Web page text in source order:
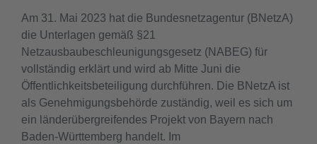
Am 31. Mai 2023 hat die Bundesnetzagentur (BNetzA)
die Unterlagen gemäß §21
Netzausbaubeschleunigungsgesetz (NABEG) für
vollständig erklärt und wird ab Mitte Juni die
Öffentlichkeitsbeteiligung durchführen. Die BNetzA ist
als Genehmigungsbehörde zuständig, weil es sich um
ein länderübergreifendes Projekt von Bayern nach
Baden-Württemberg handelt. Im